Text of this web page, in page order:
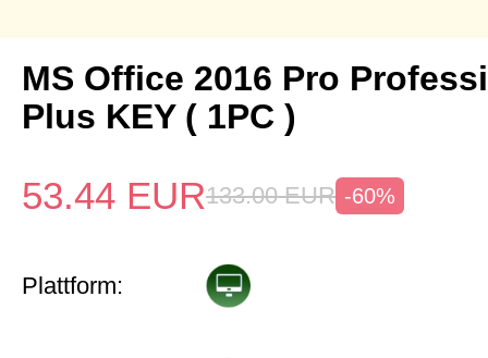
MS Office 2016 Pro
Plus KEY ( 1PC )
53.44 EUR133.00 EUR -60%
Plattform: